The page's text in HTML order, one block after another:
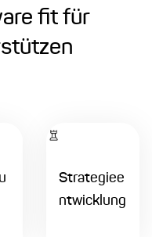
fit für
Strategiee
ntwicklung